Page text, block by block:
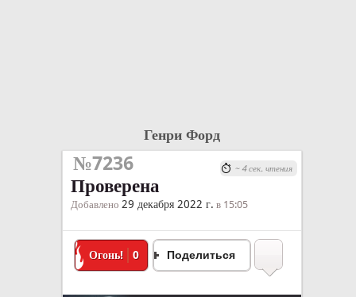
Генри Форд
№7236
Проверена
Добавлено 29 декабря 2022 г. в 15:05
Огонь! 0 Поделиться
~ 4 сек. чтения